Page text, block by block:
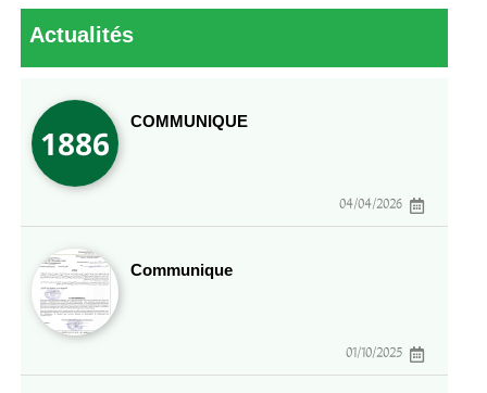
Actualités
COMMUNIQUE
04/04/2026
Communique
01/10/2025